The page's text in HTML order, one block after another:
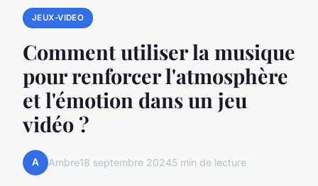
JEUX-VIDEO
Comment utiliser la musique
pour renforcer l'atmosphère
et l'émotion dans un jeu
vidéo ?
A Ambre18 septembre 20245 min de lecture